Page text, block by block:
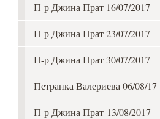
П-р Джина Прат 16/07/2017
П-р Джина Прат 23/07/2017
П-р Джина Прат 30/07/2017
Петранка Валериева 06/08/17
П-р Джина Прат-13/08/2017